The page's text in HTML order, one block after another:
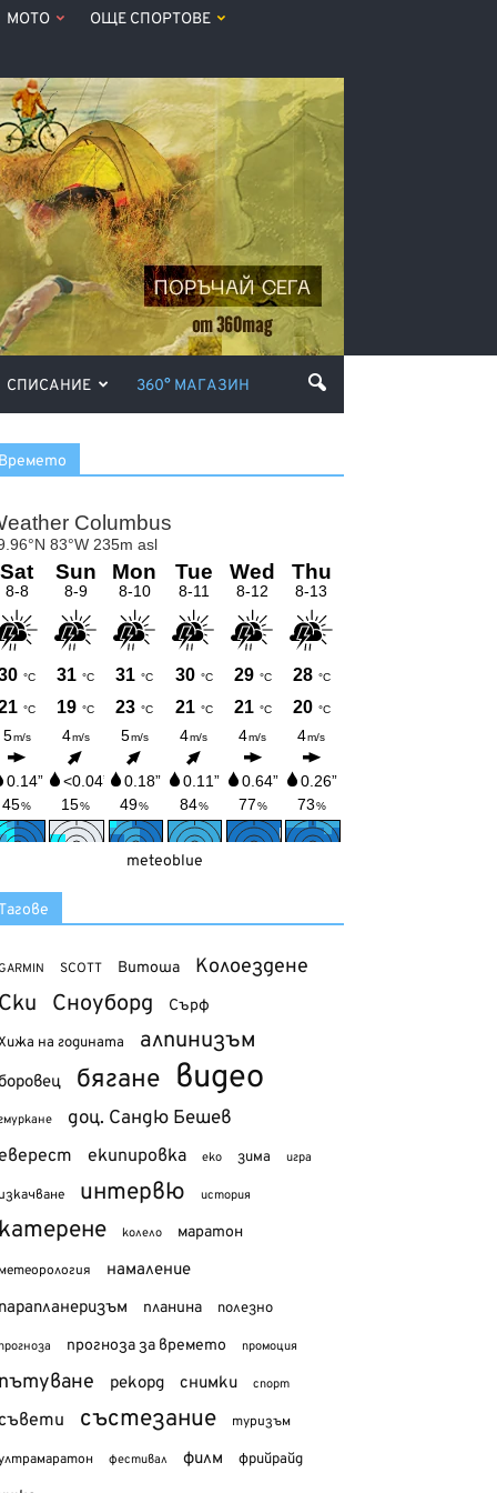
МОТО ОЩЕ СПОРТОВЕ
СПИСАНИЕ 360° МАГАЗИН
meteoblue
SCOTT Витоша Колоездене
Сноуборд Сърф
на годината алпинизъм
бягане видео
доц. Сандю Бешев
екипировка еко зима игра
интервю история
колело маратон
намаление
планина полезно
прогноза за времето промоция
рекорд снимки спорт
състезание туризъм
фестивал филм фрийрайд